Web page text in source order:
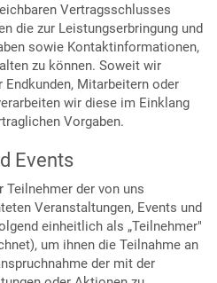
Vertragsschlusses
die zur Leistungserbringung und
sowie Kontaktinformationen,
zu können. Soweit wir
Mitarbeitern oder
wir diese im Einklang
Vorgaben.
Events
Teilnehmer der von uns
Veranstaltungen, Events und
einheitlich als „Teilnehmer"
um ihnen die Teilnahme an
der mit der